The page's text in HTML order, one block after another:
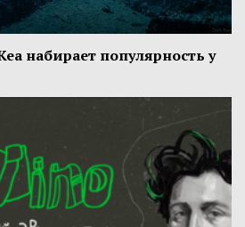
набирает популярность у